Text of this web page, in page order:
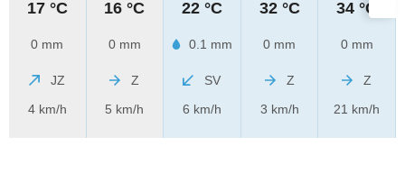
17 °C
0 mm
JZ
4 km/h
16 °C
0 mm
Z
5 km/h
22 °C
0.1 mm
SV
6 km/h
32 °C
0 mm
Z
3 km/h
34 °C
0 mm
Z
21 km/h